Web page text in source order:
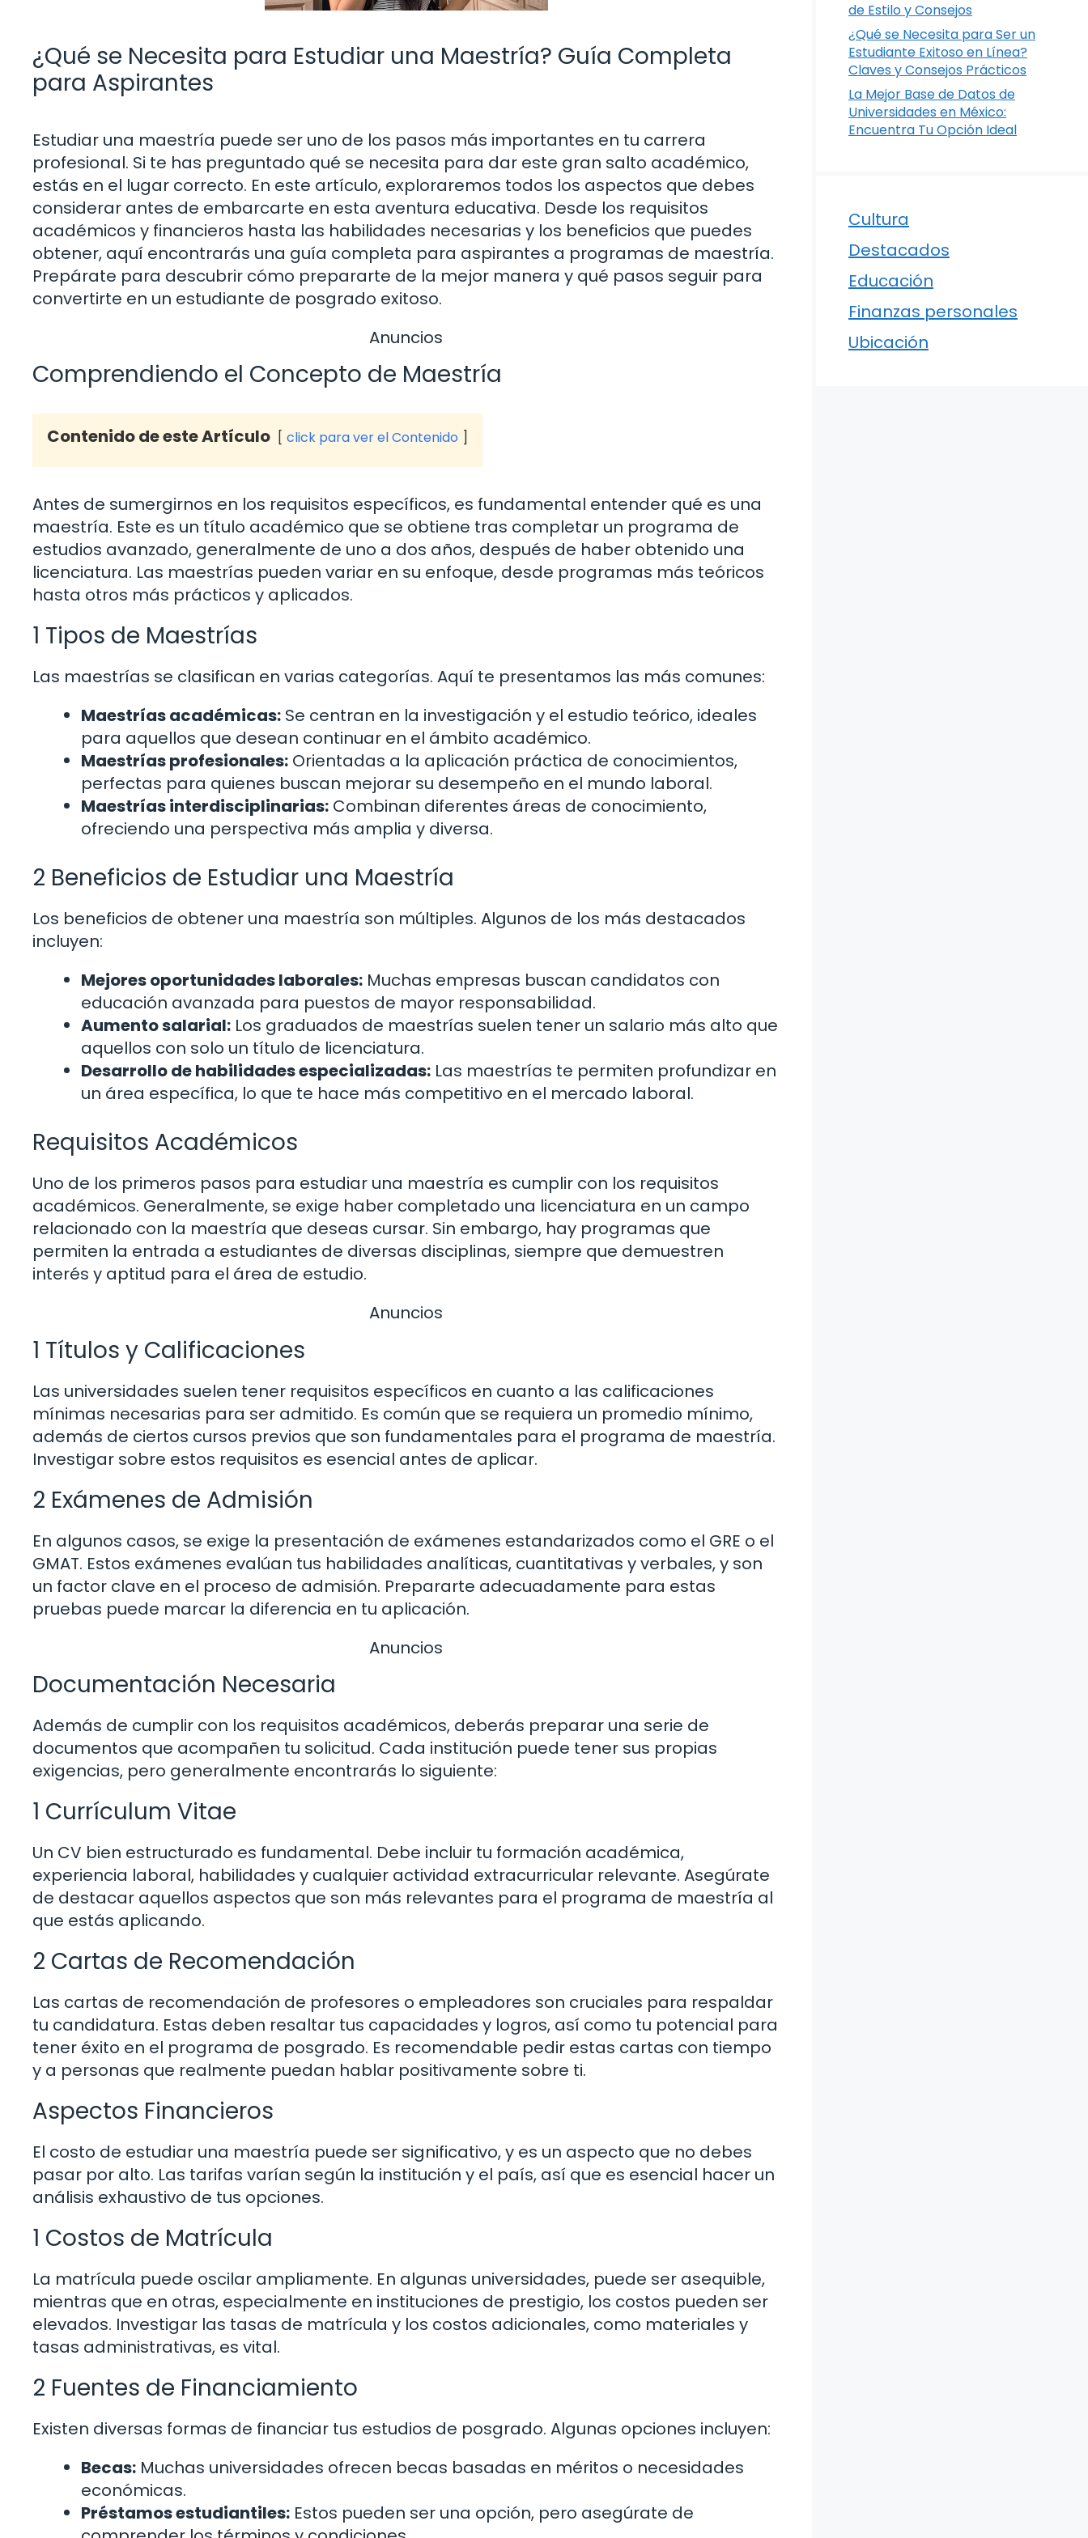
¿Qué se Necesita para Estudiar una Maestría? Guía Completa
para Aspirantes
Estudiar una maestría puede ser uno de los pasos más importantes en tu carrera
profesional. Si te has preguntado qué se necesita para dar este gran salto académico,
estás en el lugar correcto. En este artículo, exploraremos todos los aspectos que debes
considerar antes de embarcarte en esta aventura educativa. Desde los requisitos
académicos y financieros hasta las habilidades necesarias y los beneficios que puedes
obtener, aquí encontrarás una guía completa para aspirantes a programas de maestría.
Prepárate para descubrir cómo prepararte de la mejor manera y qué pasos seguir para
convertirte en un estudiante de posgrado exitoso.
Anuncios
Comprendiendo el Concepto de Maestría
Contenido de este Artículo click para ver el Contenido
Antes de sumergirnos en los requisitos específicos, es fundamental entender qué es una
maestría. Este es un título académico que se obtiene tras completar un programa de
estudios avanzado, generalmente de uno a dos años, después de haber obtenido una
licenciatura. Las maestrías pueden variar en su enfoque, desde programas más teóricos
hasta otros más prácticos y aplicados.
1 Tipos de Maestrías
Las maestrías se clasifican en varias categorías. Aquí te presentamos las más comunes:
Maestrías académicas: Se centran en la investigación y el estudio teórico, ideales
para aquellos que desean continuar en el ámbito académico.
Maestrías profesionales: Orientadas a la aplicación práctica de conocimientos,
perfectas para quienes buscan mejorar su desempeño en el mundo laboral.
Maestrías interdisciplinarias: Combinan diferentes áreas de conocimiento,
ofreciendo una perspectiva más amplia y diversa.
2 Beneficios de Estudiar una Maestría
Los beneficios de obtener una maestría son múltiples. Algunos de los más destacados
incluyen:
Mejores oportunidades laborales: Muchas empresas buscan candidatos con
educación avanzada para puestos de mayor responsabilidad.
Aumento salarial: Los graduados de maestrías suelen tener un salario más alto que
aquellos con solo un título de licenciatura.
Desarrollo de habilidades especializadas: Las maestrías te permiten profundizar en
un área específica, lo que te hace más competitivo en el mercado laboral.
Requisitos Académicos
Uno de los primeros pasos para estudiar una maestría es cumplir con los requisitos
académicos. Generalmente, se exige haber completado una licenciatura en un campo
relacionado con la maestría que deseas cursar. Sin embargo, hay programas que
permiten la entrada a estudiantes de diversas disciplinas, siempre que demuestren
interés y aptitud para el área de estudio.
Anuncios
1 Títulos y Calificaciones
Las universidades suelen tener requisitos específicos en cuanto a las calificaciones
mínimas necesarias para ser admitido. Es común que se requiera un promedio mínimo,
además de ciertos cursos previos que son fundamentales para el programa de maestría.
Investigar sobre estos requisitos es esencial antes de aplicar.
2 Exámenes de Admisión
En algunos casos, se exige la presentación de exámenes estandarizados como el GRE o el
GMAT. Estos exámenes evalúan tus habilidades analíticas, cuantitativas y verbales, y son
un factor clave en el proceso de admisión. Prepararte adecuadamente para estas
pruebas puede marcar la diferencia en tu aplicación.
Anuncios
Documentación Necesaria
Además de cumplir con los requisitos académicos, deberás preparar una serie de
documentos que acompañen tu solicitud. Cada institución puede tener sus propias
exigencias, pero generalmente encontrarás lo siguiente:
1 Currículum Vitae
Un CV bien estructurado es fundamental. Debe incluir tu formación académica,
experiencia laboral, habilidades y cualquier actividad extracurricular relevante. Asegúrate
de destacar aquellos aspectos que son más relevantes para el programa de maestría al
que estás aplicando.
2 Cartas de Recomendación
Las cartas de recomendación de profesores o empleadores son cruciales para respaldar
tu candidatura. Estas deben resaltar tus capacidades y logros, así como tu potencial para
tener éxito en el programa de posgrado. Es recomendable pedir estas cartas con tiempo
y a personas que realmente puedan hablar positivamente sobre ti.
Aspectos Financieros
El costo de estudiar una maestría puede ser significativo, y es un aspecto que no debes
pasar por alto. Las tarifas varían según la institución y el país, así que es esencial hacer un
análisis exhaustivo de tus opciones.
1 Costos de Matrícula
La matrícula puede oscilar ampliamente. En algunas universidades, puede ser asequible,
mientras que en otras, especialmente en instituciones de prestigio, los costos pueden ser
elevados. Investigar las tasas de matrícula y los costos adicionales, como materiales y
tasas administrativas, es vital.
2 Fuentes de Financiamiento
Existen diversas formas de financiar tus estudios de posgrado. Algunas opciones incluyen:
Becas: Muchas universidades ofrecen becas basadas en méritos o necesidades
económicas.
Préstamos estudiantiles: Estos pueden ser una opción, pero asegúrate de
de Estilo y Consejos
¿Qué se Necesita para Ser un
Estudiante Exitoso en Línea?
Claves y Consejos Prácticos
La Mejor Base de Datos de
Universidades en México:
Encuentra Tu Opción Ideal
Cultura
Destacados
Educación
Finanzas personales
Ubicación